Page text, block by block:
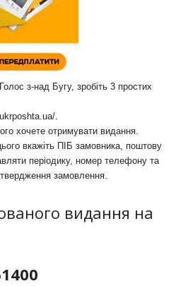
з-над Бугу, зробіть 3 простих
.
хочете отримувати видання.
вкажіть ПІБ замовника, поштову
періодику, номер телефону та
замовлення.
видання на